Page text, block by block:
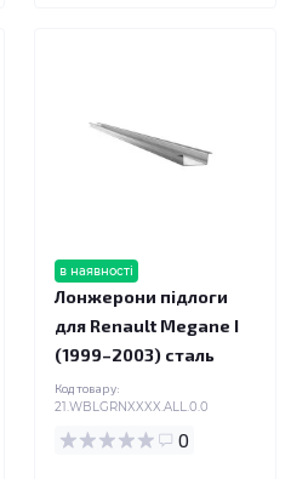
в наявності
Лонжерони підлоги
для Renault Megane I
(1999–2003) сталь
Код товару:
21.WBLGRNXXXX.ALL.0.0
0